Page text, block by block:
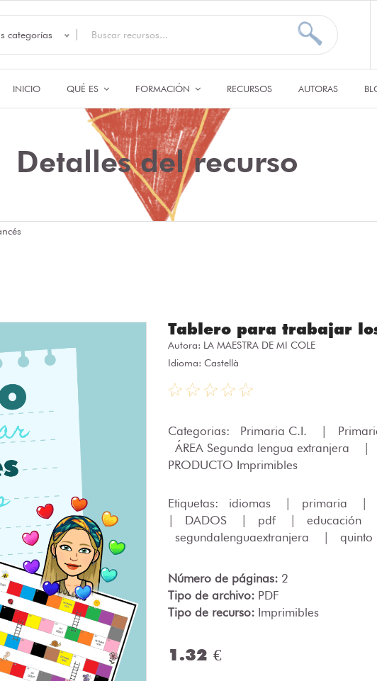
categorías
INICIO QUÉ ES FORMACIÓN RECURSOS AUTORAS
Detalles del recurso
Tablero para trabajar
Autora: LA MAESTRA DE MI COLE
Idioma: Castellà
Categorias: Primaria C.I.
ÁREA Segunda lengua extranjera
PRODUCTO Imprimibles
Etiquetas: idiomas primaria
DADOS pdf educación
segundalenguaextranjera
quinto
Número de páginas: 2
Tipo de archivo: PDF
Tipo de recurso: Imprimibles
1.32 €